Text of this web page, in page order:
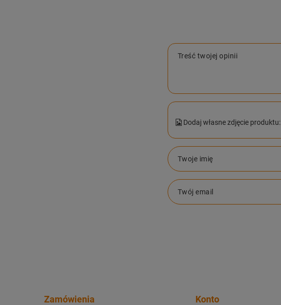
Treść twojej opinii
Dodaj własne zdjęcie produktu:
Twoje imię
Twój email
Zamówienia Konto